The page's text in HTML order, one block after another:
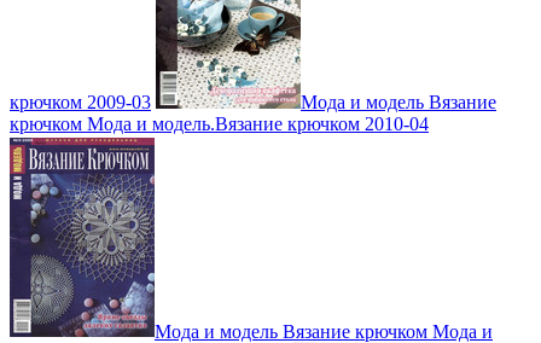
крючком 2009-03
Мода и модель Вязание
крючком Мода и модель.Вязание крючком 2010-04
Мода и модель Вязание крючком Мода и